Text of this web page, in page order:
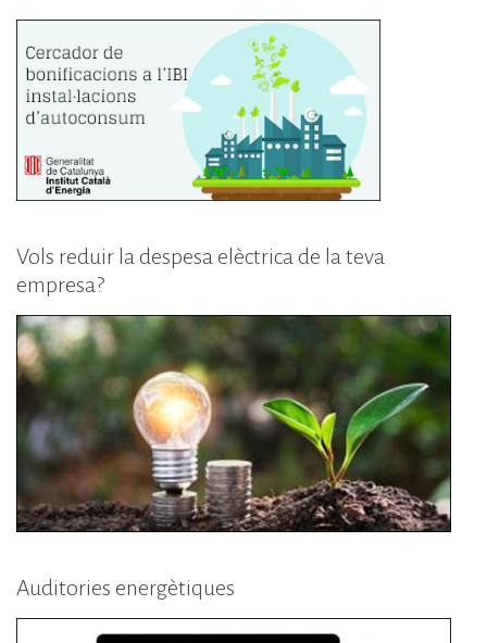
Vols reduir la despesa elèctrica de la teva
empresa?
Auditories energètiques